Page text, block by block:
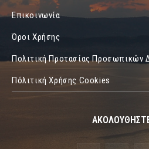
Επικοινωνία
Όροι Χρήσης
Πολιτική Προτασίας Προσωπικών
Πόλιτική Χρήσης Cookies